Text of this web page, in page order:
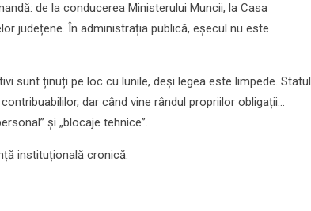
de la conducerea Ministerului Muncii, la Casa
județene. În administrația publică, eșecul nu este
sunt ținuți pe loc cu lunile, deși legea este limpede. Statul
dar când vine rândul propriilor obligații…
și „blocaje tehnice”.
instituțională cronică.